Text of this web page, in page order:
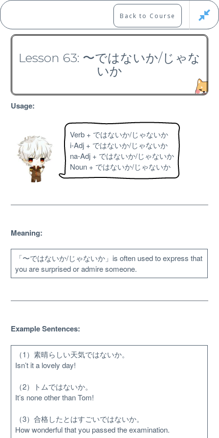
Skip
to
content
Japanese Learning Adventure
N3 Grammar Course
Free
About
Website Guide
Unlock bonus content
Back to Course
Lesson 63: 〜ではないか/じゃな
いか
Usage:
Verb + ではないか/じゃないか
i-Adj + ではないか/じゃないか
na-Adj + ではないか/じゃないか
Noun + ではないか/じゃないか
Meaning:
「〜ではないか/じゃないか」is often used to express that
you are surprised or admire someone.
Example Sentences:
（1）素晴らしい天気ではないか。
Isn’t it a lovely day!
（2）トムではないか。
It’s none other than Tom!
（3）合格したとはすごいではないか。
How wonderful that you passed the examination.